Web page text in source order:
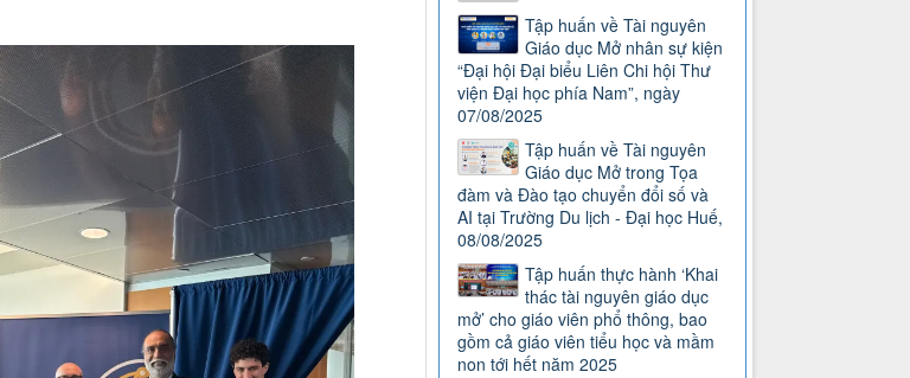
Tập huấn về Tài nguyên
Giáo dục Mở nhân sự kiện
“Đại hội Đại biểu Liên Chi hội Thư
viện Đại học phía Nam”, ngày
07/08/2025
Tập huấn về Tài nguyên
Giáo dục Mở trong Tọa
đàm và Đào tạo chuyển đổi số và
AI tại Trường Du lịch - Đại học Huế,
08/08/2025
Tập huấn thực hành ‘Khai
thác tài nguyên giáo dục
mở’ cho giáo viên phổ thông, bao
gồm cả giáo viên tiểu học và mầm
non tới hết năm 2025